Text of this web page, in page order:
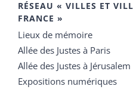
RÉSEAU « VILLES ET
FRANCE »
Lieux de mémoire
Allée des Justes à Paris
Allée des Justes à Jérusalem
Expositions numériques